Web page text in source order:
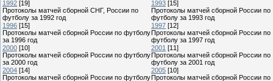
1992 [19]
Протоколы матчей сборной СНГ, России по
футболу за 1992 год
1993 [15]
Протоколы матчей сборной России по
футболу за 1993 год
1996 [15]
Протоколы матчей сборной России по футболу
за 1996 год
1997 [12]
Протоколы матчей сборной России по
футболу за 1997 год
2000 [10]
Протоколы матчей сборной России по футболу
за 2000 год
2001 [11]
Протоколы матчей сборной России по
футболу за 2001 год
2004 [14]
Протоколы матчей сборной России по футболу
2005 [10]
Протоколы матчей сборной России по